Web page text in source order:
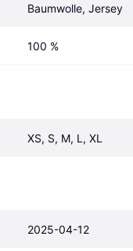
Baumwolle, Jersey
100 %
XS, S, M, L, XL
2025-04-12